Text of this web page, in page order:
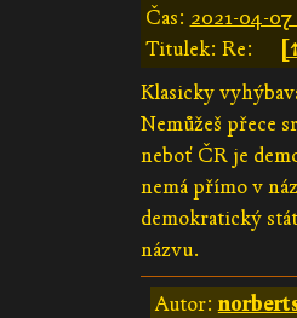
Čas: 2021-04-07
Titulek: Re:
Klasicky
Nemůžeš přece
neboť ČR je
nemá přímo v
demokratický
názvu.
Autor: